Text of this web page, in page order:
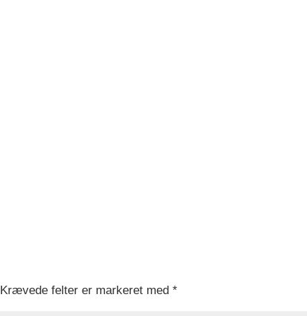
Krævede felter er markeret med *